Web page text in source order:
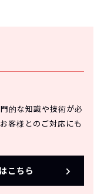
的な知識や技術が必
客様とのご対応にも
こちら